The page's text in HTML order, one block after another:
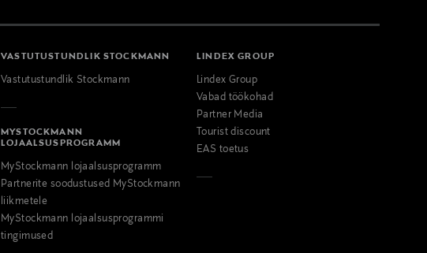
VASTUTUSTUNDLIK STOCKMANN
Vastutustundlik Stockmann
MYSTOCKMANN
LOJAALSUSPROGRAMM
MyStockmann lojaalsusprogramm
Partnerite soodustused MyStockmann
liikmetele
MyStockmann lojaalsusprogrammi
tingimused
LINDEX GROUP
Lindex Group
Vabad töökohad
Partner Media
Tourist discount
EAS toetus